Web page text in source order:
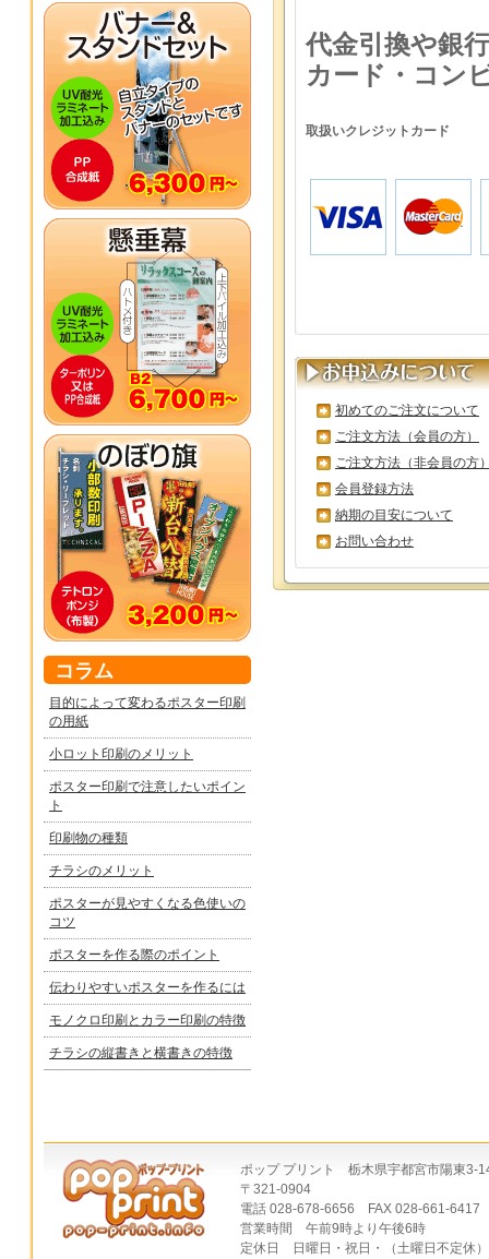
コラム
目的によって変わるポスター印刷
の用紙
小ロット印刷のメリット
ポスター印刷で注意したいポイン
ト
印刷物の種類
チラシのメリット
ポスターが見やすくなる色使いの
コツ
ポスターを作る際のポイント
伝わりやすいポスターを作るには
モノクロ印刷とカラー印刷の特徴
チラシの縦書きと横書きの特徴
代金引換や銀
カード・コン
取扱いクレジットカード
初めてのご注文について
ご注文方法（会員の方）
ご注文方法（非会員の方
会員登録方法
納期の目安について
お問い合わせ
ポップ プリント 栃木県宇都宮市陽東3-
〒321-0904
電話 028-678-6656 FAX 028-661-6417
営業時間 午前9時より午後6時
定休日 日曜日・祝日・（土曜日不定休）